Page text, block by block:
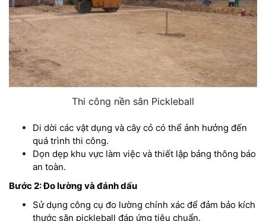
Thi công nền sân Pickleball
Di dời các vật dụng và cây cỏ có thể ảnh hưởng đến
quá trình thi công.
Dọn dẹp khu vực làm việc và thiết lập bảng thông báo
an toàn.
Bước 2: Đo lường và đánh dấu
Sử dụng công cụ đo lường chính xác để đảm bảo kích
thước sân pickleball đáp ứng tiêu chuẩn.